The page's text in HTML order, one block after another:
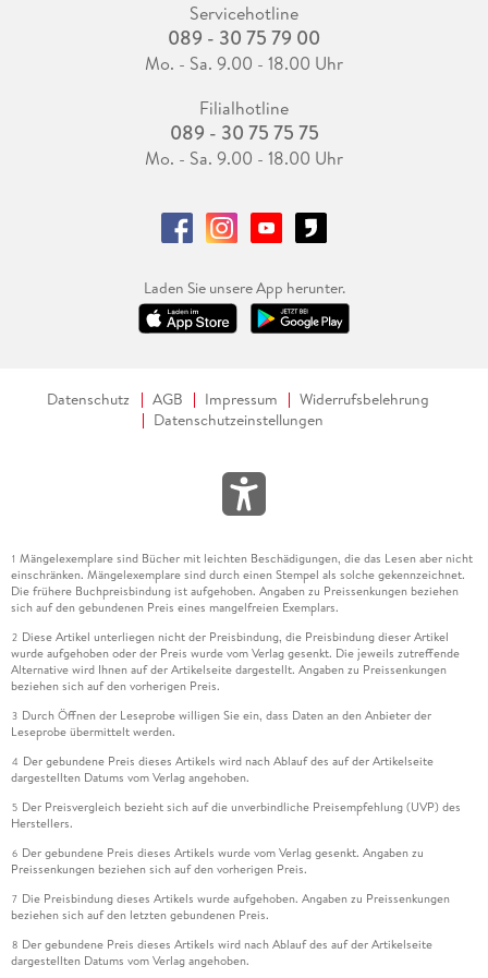
Servicehotline
089 - 30 75 79 00
Mo. - Sa. 9.00 - 18.00 Uhr
Filialhotline
089 - 30 75 75 75
Mo. - Sa. 9.00 - 18.00 Uhr
Laden Sie unsere App herunter.
Datenschutz AGB Impressum
Widerrufsbelehrung
Datenschutzeinstellungen
1 Mängelexemplare sind Bücher mit leichten Beschädigungen, die das Lesen aber nicht
einschränken. Mängelexemplare sind durch einen Stempel als solche gekennzeichnet.
Die frühere Buchpreisbindung ist aufgehoben. Angaben zu Preissenkungen beziehen
sich auf den gebundenen Preis eines mangelfreien Exemplars.
2 Diese Artikel unterliegen nicht der Preisbindung, die Preisbindung dieser Artikel
wurde aufgehoben oder der Preis wurde vom Verlag gesenkt. Die jeweils zutreffende
Alternative wird Ihnen auf der Artikelseite dargestellt. Angaben zu Preissenkungen
beziehen sich auf den vorherigen Preis.
3 Durch Öffnen der Leseprobe willigen Sie ein, dass Daten an den Anbieter der
Leseprobe übermittelt werden.
4 Der gebundene Preis dieses Artikels wird nach Ablauf des auf der Artikelseite
dargestellten Datums vom Verlag angehoben.
5 Der Preisvergleich bezieht sich auf die unverbindliche Preisempfehlung (UVP) des
Herstellers.
6 Der gebundene Preis dieses Artikels wurde vom Verlag gesenkt. Angaben zu
Preissenkungen beziehen sich auf den vorherigen Preis.
7 Die Preisbindung dieses Artikels wurde aufgehoben. Angaben zu Preissenkungen
beziehen sich auf den letzten gebundenen Preis.
8 Der gebundene Preis dieses Artikels wird nach Ablauf des auf der Artikelseite
dargestellten Datums vom Verlag angehoben.